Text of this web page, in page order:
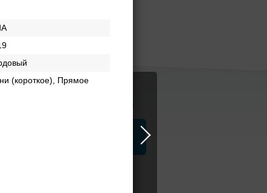
(короткое), Прямое
Журнал